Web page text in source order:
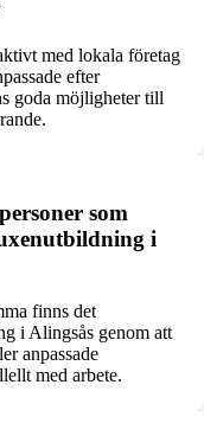
med lokala företag
efter
goda möjligheter till
som
i
finns det
i Alingsås genom att
anpassade
med arbete.